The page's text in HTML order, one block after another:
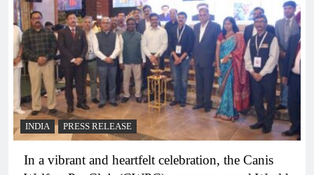
INDIA PRESS RELEASE
In a vibrant and heartfelt celebration, the Canis